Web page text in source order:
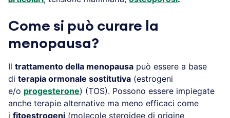
Come si può curare la
menopausa?
Il trattamento della menopausa può essere a base
di terapia ormonale sostitutiva (estrogeni
e/o progesterone) (TOS). Possono essere impiegate
anche terapie alternative ma meno efficaci come
i fitoestrogeni (molecole steroidee di origine